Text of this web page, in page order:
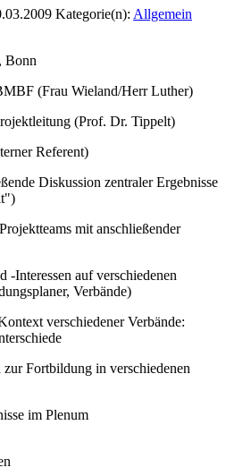
Kategorie(n): Allgemein
Bonn
(Frau Wieland/Herr Luther)
(Prof. Dr. Tippelt)
Referent)
Diskussion zentraler Ergebnisse
mit anschließender
-Interessen auf verschiedenen
Verbände)
verschiedener Verbände:
Fortbildung in verschiedenen
im Plenum